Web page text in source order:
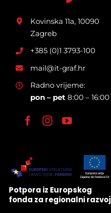
Kovinska 11a, 10090
Zagreb
+385 (0)1 3793-100
mail@it-graf.hr
Radno vrijeme:
pon – pet 8:00 – 16:00
Potpora iz Europskog
fonda za regionalni razvoj